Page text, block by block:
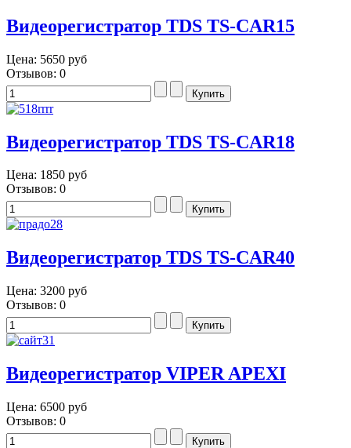
Видеорегистратор TDS TS-CAR15
Цена: 5650 руб
Отзывов: 0
Видеорегистратор TDS TS-CAR18
Цена: 1850 руб
Отзывов: 0
Видеорегистратор TDS TS-CAR40
Цена: 3200 руб
Отзывов: 0
Видеорегистратор VIPER APEXI
Цена: 6500 руб
Отзывов: 0